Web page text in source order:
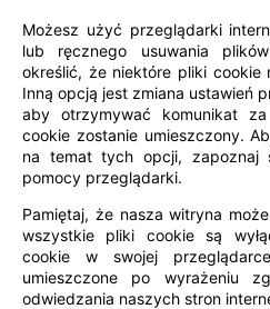
Możesz użyć przeglądarki
lub ręcznego usuwania
określić, że niektóre pliki cookie
Inną opcją jest zmiana ustawień
aby otrzymywać komunikat
cookie zostanie umieszczony.
na temat tych opcji, zapoznaj
pomocy przeglądarki.
Pamiętaj, że nasza witryna
wszystkie pliki cookie są
cookie w swojej
umieszczone po wyrażeniu
odwiedzania naszych stron